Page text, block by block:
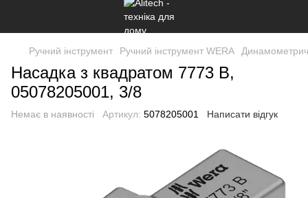
Ручний інструмент Ручний інструмент WERA
Насадка з квадратом 7773 B,
05078205001, 3/8
Немає в наявності Артикул: 5078205001 Написати відгук